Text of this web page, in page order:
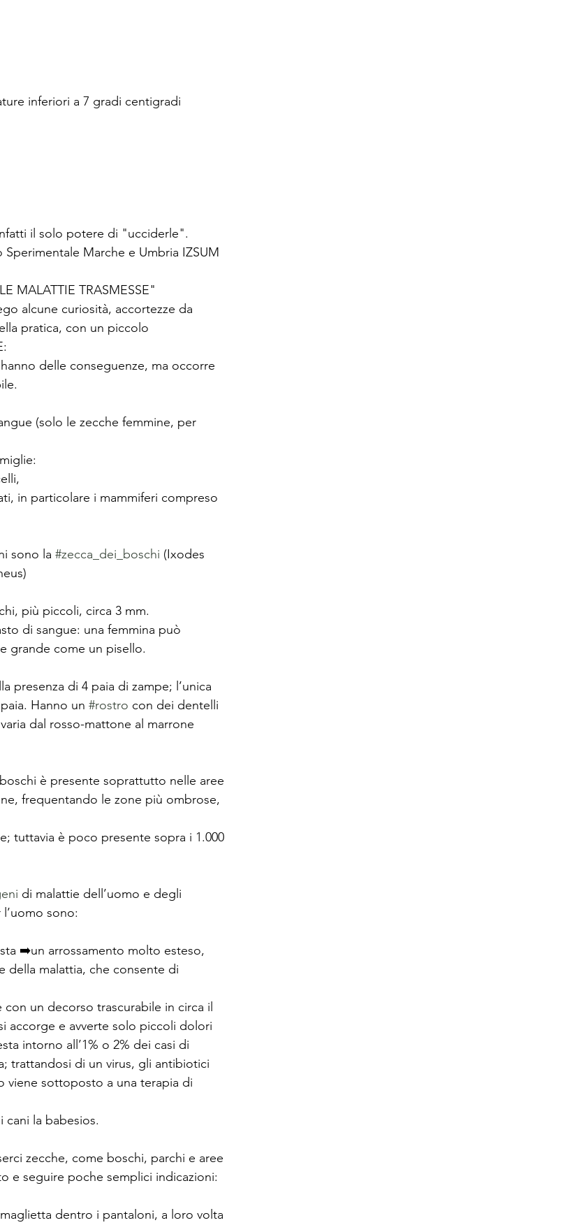
inferiori a 7 gradi centigradi
il solo potere di "ucciderle".
Marche e Umbria IZSUM
MALATTIE TRASMESSE"
alcune curiosità, accortezze da
pratica, con un piccolo
delle conseguenze, ma occorre
(solo le zecche femmine, per
in particolare i mammiferi compreso
sono la #zecca_dei_boschi (Ixodes
più piccoli, circa 3 mm.
di sangue: una femmina può
grande come un pisello.
presenza di 4 paia di zampe; l’unica
Hanno un #rostro con dei dentelli
dal rosso-mattone al marrone
è presente soprattutto nelle aree
frequentando le zone più ombrose,
tuttavia è poco presente sopra i 1.000
di malattie dell’uomo e degli
per l’uomo sono:
➡️un arrossamento molto esteso,
della malattia, che consente di
con un decorso trascurabile in circa il
accorge e avverte solo piccoli dolori
intorno all’1% o 2% dei casi di
trattandosi di un virus, gli antibiotici
viene sottoposto a una terapia di
la babesios.
zecche, come boschi, parchi e aree
e seguire poche semplici indicazioni: